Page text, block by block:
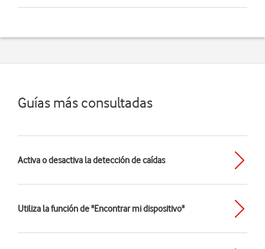
Guías más consultadas
Activa o desactiva la detección de caídas
Utiliza la función de "Encontrar mi dispositivo"